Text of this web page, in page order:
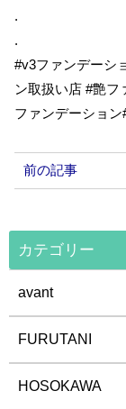
.
.
#v3ファンデーシ
ン取扱い店 #艶フ
ファンデーショ
前の記事
カテゴリー
avant
FURUTANI
HOSOKAWA